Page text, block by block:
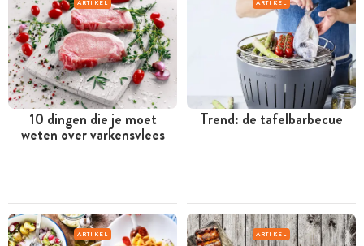
ARTIKEL
10 dingen die je moet
weten over varkensvlees
ARTIKEL
Trend: de tafelbarbecue
ARTIKEL ARTIKEL